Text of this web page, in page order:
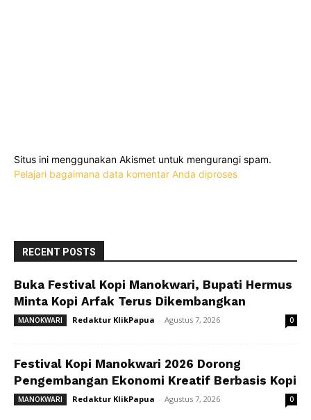
Situs ini menggunakan Akismet untuk mengurangi spam.
Pelajari bagaimana data komentar Anda diproses
RECENT POSTS
Buka Festival Kopi Manokwari, Bupati Hermus
Minta Kopi Arfak Terus Dikembangkan
MANOKWARI Redaktur KlikPapua - Agustus 7, 2026 0
Festival Kopi Manokwari 2026 Dorong
Pengembangan Ekonomi Kreatif Berbasis Kopi
MANOKWARI Redaktur KlikPapua - Agustus 7, 2026 0